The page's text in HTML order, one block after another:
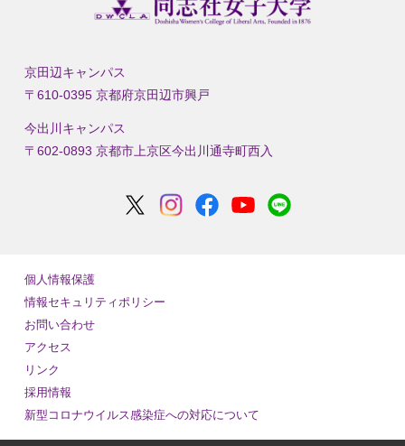
京田辺キャンパス
〒610-0395 京都府京田辺市興戸
今出川キャンパス
〒602-0893 京都市上京区今出川通寺町西入
個人情報保護
情報セキュリティポリシー
お問い合わせ
アクセス
リンク
採用情報
新型コロナウイルス感染症への対応について